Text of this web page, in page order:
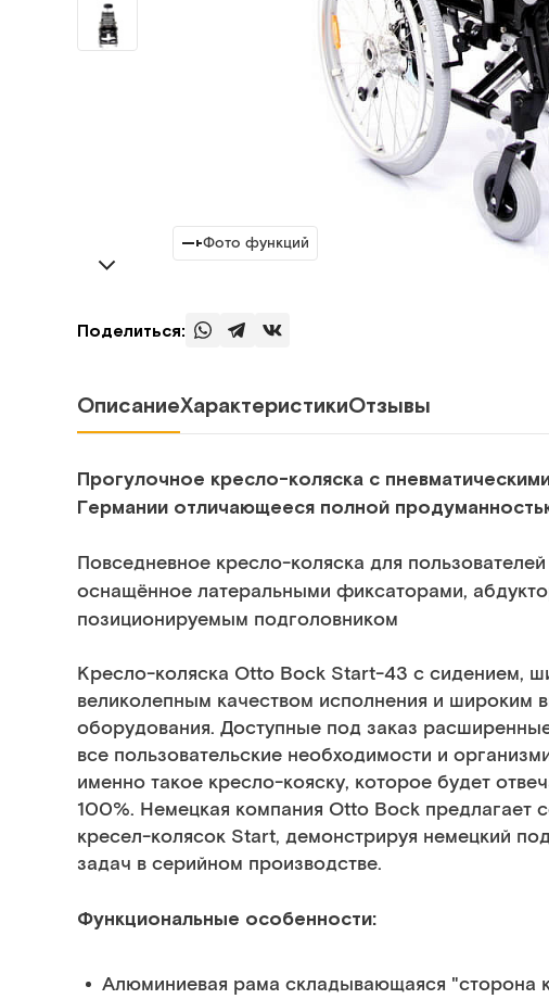
Фото функций
Поделиться:
ОписаниеХарактеристикиОтзывы
Прогулочное кресло-коляска с
Германии отличающееся полной
Повседневное кресло-коляска для
оснащённое латеральными фиксаторами,
позиционируемым подголовником
Кресло-коляска Otto Bock Start-43 c сидением,
великолепным качеством исполнения и широким
оборудования. Доступные под заказ
все пользовательские необходимости и
именно такое кресло-кояску, которое будет
100%. Немецкая компания Otto Bock предлагает
кресел-колясок Start, демонстрируя немецкий
задач в серийном производстве.
Функциональные особенности:
Алюминиевая рама складывающаяся "сторона